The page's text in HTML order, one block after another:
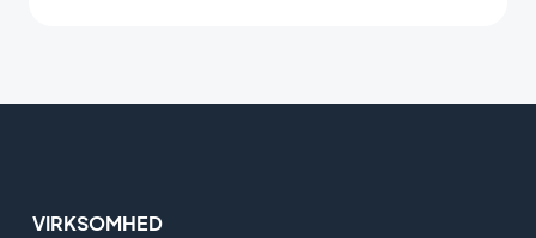
VIRKSOMHED